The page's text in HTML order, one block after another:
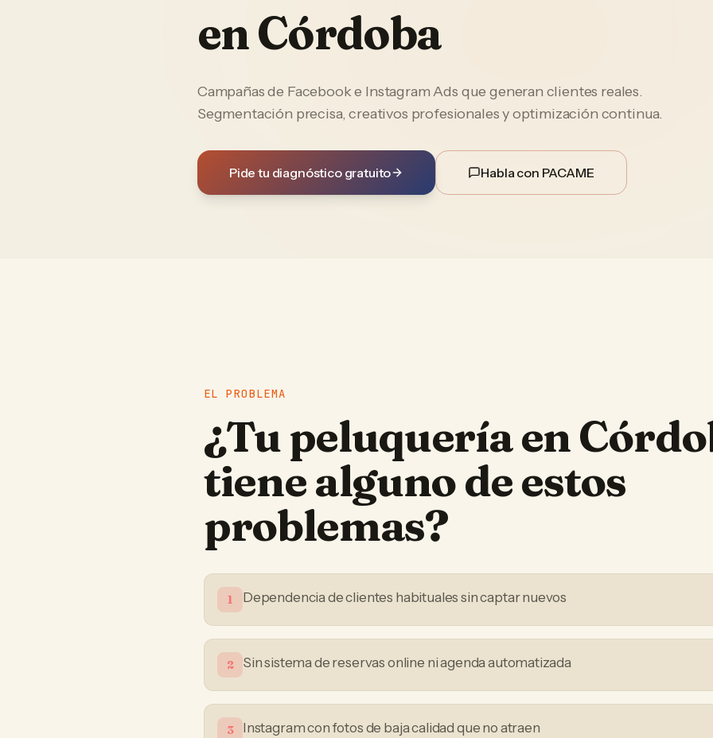
enCórdoba
Campañas de Facebook e Instagram Ads que generan clientes reales.
Segmentación precisa, creativos profesionales y optimización continua.
Pide tu diagnóstico gratuito Habla con PACAME
EL PROBLEMA
¿Tupeluqueríaen
tiene alguno de estos
problemas?
1 Dependencia de clientes habituales sin captar nuevos
2 Sin sistema de reservas online ni agenda automatizada
3 Instagram con fotos de baja calidad que no atraen